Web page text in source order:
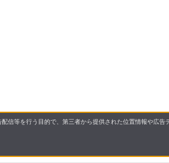
信等を行う目的で、第三者から提供された位置情報や広